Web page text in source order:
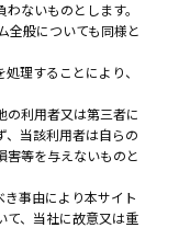
ないものとします。
全般についても同様と
理することにより、
の利用者又は第三者に
、当該利用者は自らの
害等を与えないものと
事由により本サイト
て、当社に故意又は重